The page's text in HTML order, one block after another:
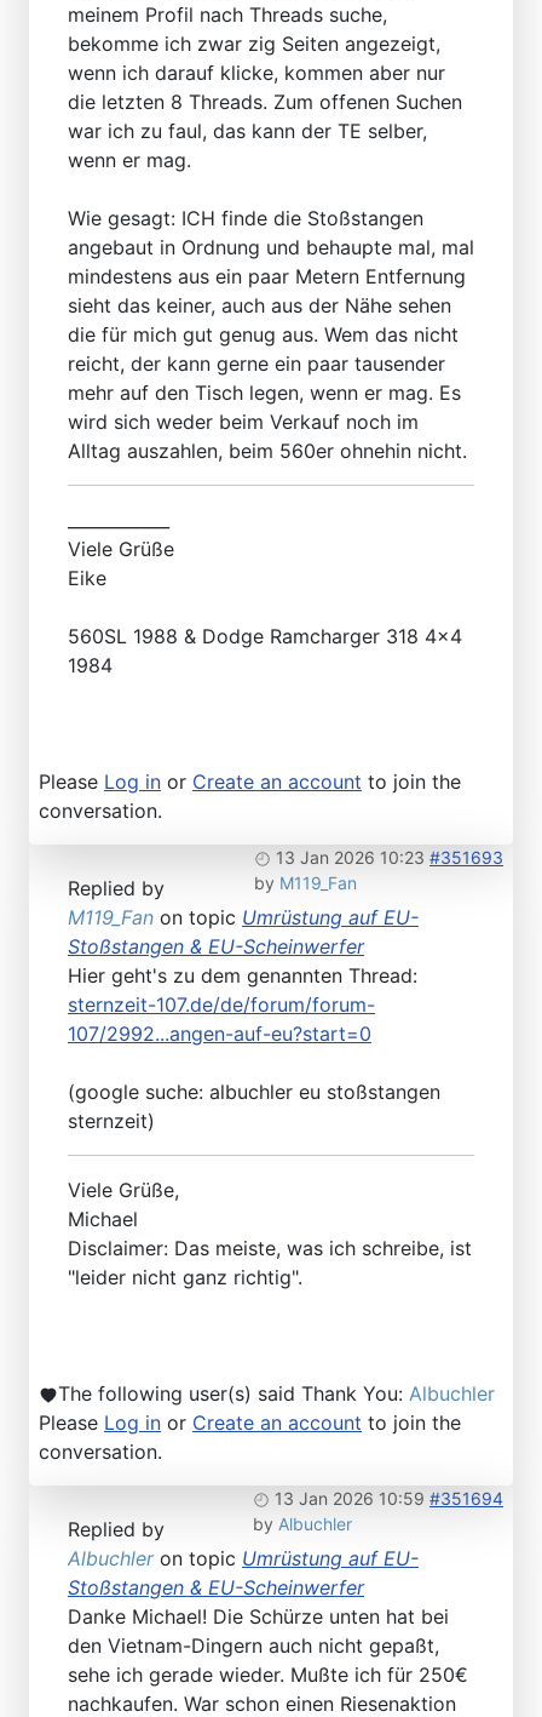
meinem Profil nach Threads suche,
bekomme ich zwar zig Seiten angezeigt,
wenn ich darauf klicke, kommen aber nur
die letzten 8 Threads. Zum offenen Suchen
war ich zu faul, das kann der TE selber,
wenn er mag.
Wie gesagt: ICH finde die Stoßstangen
angebaut in Ordnung und behaupte mal, mal
mindestens aus ein paar Metern Entfernung
sieht das keiner, auch aus der Nähe sehen
die für mich gut genug aus. Wem das nicht
reicht, der kann gerne ein paar tausender
mehr auf den Tisch legen, wenn er mag. Es
wird sich weder beim Verkauf noch im
Alltag auszahlen, beim 560er ohnehin nicht.
Viele Grüße
Eike
560SL 1988 & Dodge Ramcharger 318 4x4
1984
Please Log in or Create an account to join the
conversation.
13 Jan 2026 10:23 #351693
by M119_Fan
Replied by
M119_Fan on topic Umrüstung auf EU-
Stoßstangen & EU-Scheinwerfer
Hier geht's zu dem genannten Thread:
sternzeit-107.de/de/forum/forum-
107/2992...angen-auf-eu?start=0
(google suche: albuchler eu stoßstangen
sternzeit)
Viele Grüße,
Michael
Disclaimer: Das meiste, was ich schreibe, ist
"leider nicht ganz richtig".
The following user(s) said Thank You: Albuchler
Please Log in or Create an account to join the
conversation.
13 Jan 2026 10:59 #351694
by Albuchler
Replied by
Albuchleron topic Umrüstung auf EU-
Stoßstangen & EU-Scheinwerfer
Danke Michael! Die Schürze unten hat bei
den Vietnam-Dingern auch nicht gepaßt,
sehe ich gerade wieder. Mußte ich für 250€
nachkaufen. War schon einen Riesenaktion